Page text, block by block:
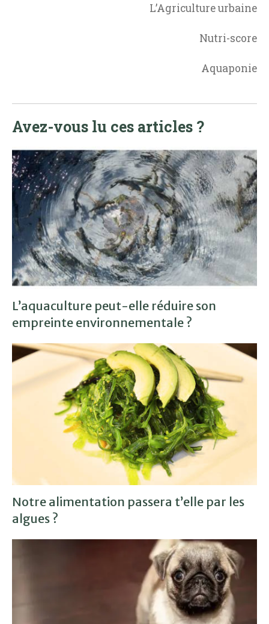
L’Agriculture urbaine
Nutri-score
Aquaponie
Avez-vous lu ces articles ?
L’aquaculture peut-elle réduire son
empreinte environnementale ?
Notre alimentation passera t’elle par les
algues ?